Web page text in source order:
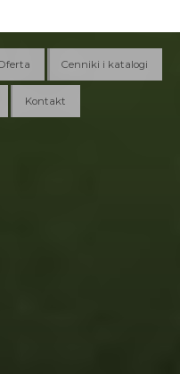
Cenniki i katalogi
Kontakt